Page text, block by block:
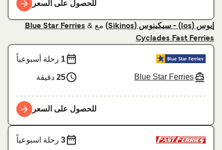
للحصول على السعر
إيوس (Ios) - سيكينوس (Sikinos) مع Blue Star Ferries &
Cyclades Fast Ferries
Blue Star Ferries
1رحلة أسبوعياً
25دقيقة
للحصول على السعر
3رحلة اسبوعياً